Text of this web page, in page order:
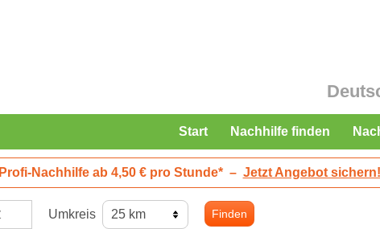
Start Nachhilfe finden
Profi-Nachhilfe ab 4,50 € pro Stunde* – Jetzt Angebot sichern!
Umkreis Finden